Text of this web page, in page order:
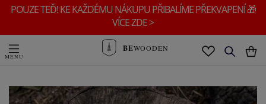
POUZE TEĎ! KE KAŽDÉMU NÁKUPU PŘIBALÍME PŘEKVAPENÍ 🎁
VÍCE ZDE >
BEWOODEN